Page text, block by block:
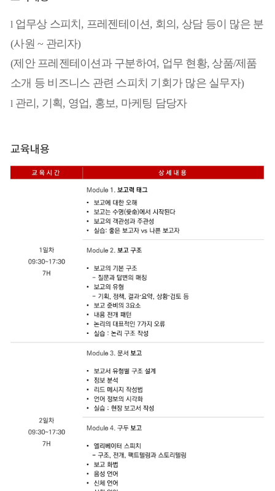
l 업무상 스피치, 프레젠테이션, 회의, 상담 등이 많은 분
(사원 ~ 관리자)
(제안 프레젠테이션과 구분하여, 업무 현황, 상품/제품
소개 등 비즈니스 관련 스피치 기회가 많은 실무자)
l 관리, 기획, 영업, 홍보, 마케팅 담당자
교육내용